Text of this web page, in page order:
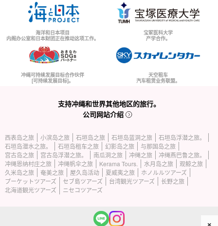
海洋和日本项目
内阁办公室和日本财团正在推动这项工作。
宝冢医科大学
产学合作。
冲绳可持续发展目标合作伙伴
[可持续发展目标]。
天空租车
汽车租赁业务联盟。
支持冲绳和世界其他地区的旅行。
公司网站介绍
西表岛之旅 小滨岛之旅 石垣岛之旅 石垣岛蓝洞之旅
石垣岛浮潜之旅。
石垣岛潜水之旅。
石垣岛租车之旅 幻影岛之旅
与那国岛之旅
宫古岛之旅
宫古岛浮潜之旅。 南瓜洞之旅 冲绳之旅
冲绳燕巴鲁之旅。
冲绳恩纳村庄之旅
冲绳帆伞之旅 Kerama Tours. 水月岛之旅
观鲸之旅
久米岛之旅
奄美之旅 屋久岛活动 夏威夷之旅
ホノルルツアーズ
プーケットツアーズ
セブ島ツアーズ 台湾観光ツアーズ
长野之旅
北海道観光ツアーズ
ニセコツアーズ
×